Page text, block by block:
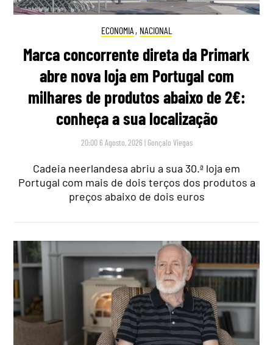
ECONOMIA , NACIONAL
Marca concorrente direta da Primark
abre nova loja em Portugal com
milhares de produtos abaixo de 2€:
conheça a sua localização
20:00 6 Agosto, 2026 | Gonçalo Viegas
Cadeia neerlandesa abriu a sua 30.ª loja em
Portugal com mais de dois terços dos produtos a
preços abaixo de dois euros